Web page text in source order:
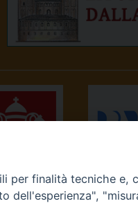
RADIO
per finalità tecniche e,
dell'esperienza",